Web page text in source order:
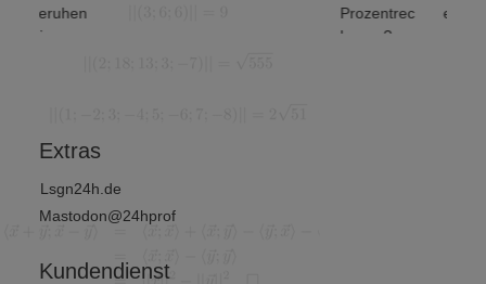
Prozentrec
hnung?
erationen
Extras
Lsgn24h.de
Mastodon@24hprof
Kundendienst